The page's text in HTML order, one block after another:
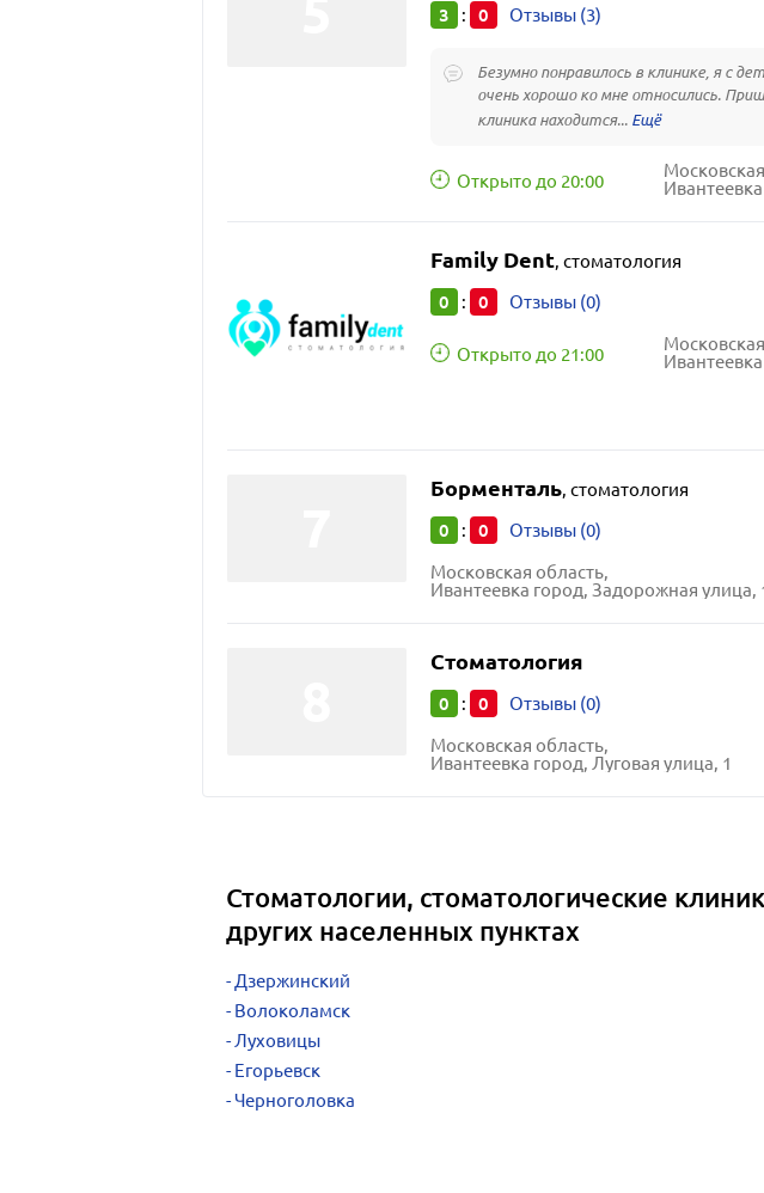
3 : 0 Отзывы (3)
Безумно понравилось в клинике, я с
очень хорошо ко мне относились.
клиника находится...
Открыто до 20:00
Family Dent, стоматология
0 : 0 Отзывы (0)
Открыто до 21:00
Борменталь, стоматология
0 : 0 Отзывы (0)
Московская область,
Ивантеевка город, Задорожная улица,
Стоматология
0 : 0 Отзывы (0)
Московская область,
Ивантеевка город, Луговая улица, 1
Стоматологии, стоматологические
других населенных пунктах
Дзержинский
Волоколамск
Луховицы
Егорьевск
Черноголовка